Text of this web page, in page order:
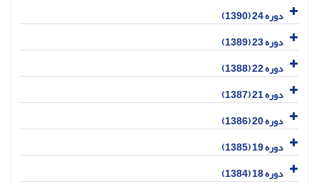
دوره 24 (1390)
دوره 23 (1389)
دوره 22 (1388)
دوره 21 (1387)
دوره 20 (1386)
دوره 19 (1385)
دوره 18 (1384)